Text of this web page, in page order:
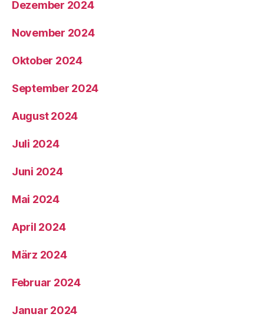
Dezember 2024
November 2024
Oktober 2024
September 2024
August 2024
Juli 2024
Juni 2024
Mai 2024
April 2024
März 2024
Februar 2024
Januar 2024